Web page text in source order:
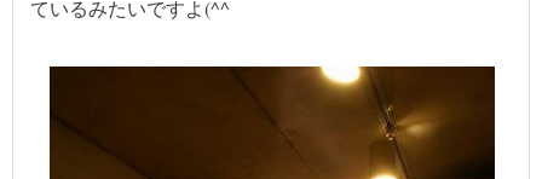
ているみたいですよ(^^ゞ